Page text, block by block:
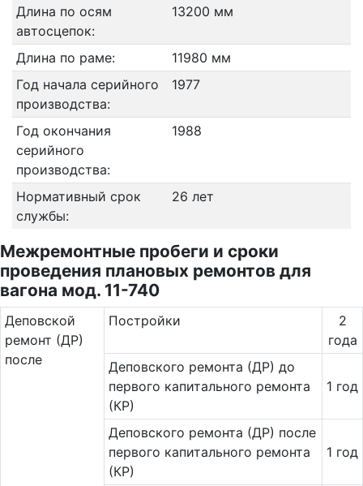
Длина по осям
автосцепок:
13200 мм
Длина по раме:
11980 мм
Год начала серийного
производства:
1977
Год окончания
серийного
производства:
1988
Нормативный срок
службы:
26 лет
Межремонтные пробеги и сроки
проведения плановых ремонтов для
вагона мод. 11-740
Де­повс­кой
ремонт (ДР)
после
Постройки
2
года
Деповского ремонта (ДР) до
первого капитального ремонта
(КР)
1 год
Деповского ремонта (ДР) после
первого капитального ремонта
(КР)
1 год